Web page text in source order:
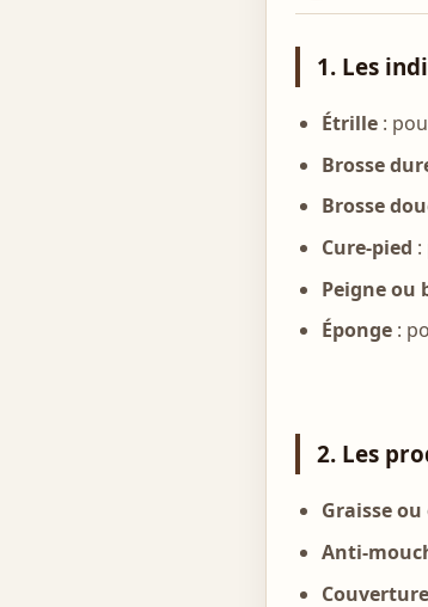
1. Les
Étrille :
Brosse
Brosse
Cure-pied
Peigne ou
Éponge :
2. Les
Graisse
Anti-